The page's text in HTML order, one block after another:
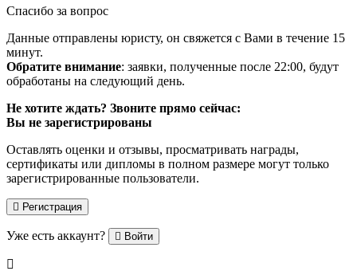
Спасибо за вопрос
Данные отправлены юристу, он свяжется с Вами в течение 15
минут.
Обратите внимание: заявки, полученные после 22:00, будут
обработаны на следующий день.
Не хотите ждать? Звоните прямо сейчас:
Вы не зарегистрированы
Оставлять оценки и отзывы, просматривать награды,
сертификаты или дипломы в полном размере могут только
зарегистрированные пользователи.
Регистрация
Уже есть аккаунт? Войти